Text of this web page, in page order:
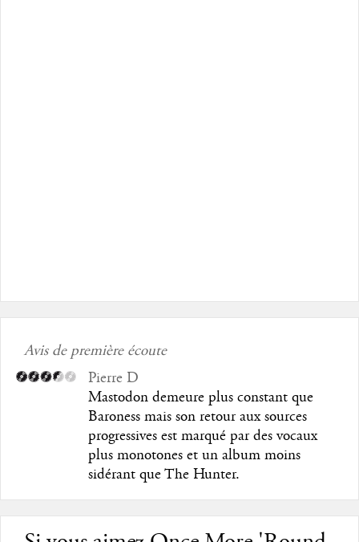
Avis de première écoute
Pierre D
Mastodon demeure plus constant que
Baroness mais son retour aux sources
progressives est marqué par des vocaux
plus monotones et un album moins
sidérant que The Hunter.